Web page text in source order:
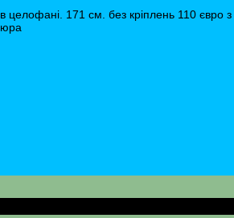
в целофані. 171 см. без кріплень 110 євро
юра